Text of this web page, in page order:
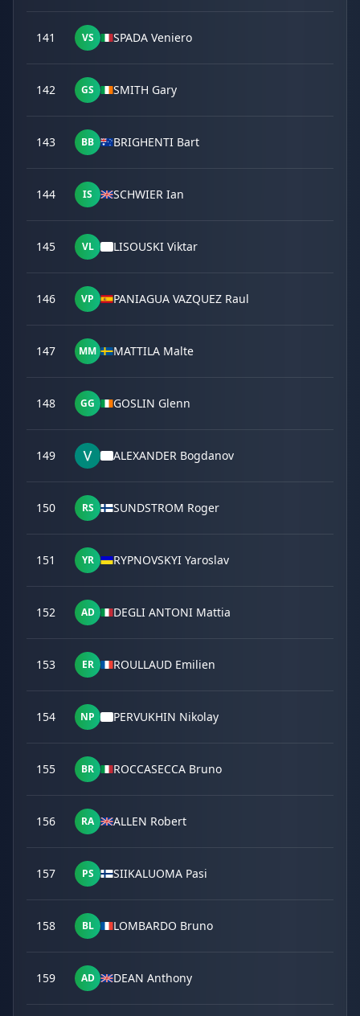
141 VS SPADA Veniero
142 GS SMITH Gary
143 BB BRIGHENTI Bart
144 IS SCHWIER Ian
145 VL LISOUSKI Viktar
146 VP PANIAGUA VAZQUEZ Raul
147 MM MATTILA Malte
148 GG GOSLIN Glenn
149 ALEXANDER Bogdanov
150 RS SUNDSTROM Roger
151 YR RYPNOVSKYI Yaroslav
152 AD DEGLI ANTONI Mattia
153 ER ROULLAUD Emilien
154 NP PERVUKHIN Nikolay
155 BR ROCCASECCA Bruno
156 RA ALLEN Robert
157 PS SIIKALUOMA Pasi
158 BL LOMBARDO Bruno
159 AD DEAN Anthony